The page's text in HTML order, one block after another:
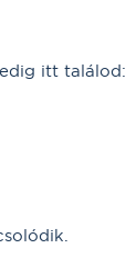
itt találod: